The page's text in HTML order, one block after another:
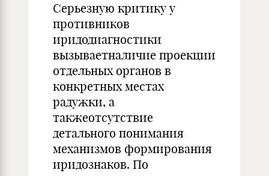
Серьезную критику у
противников
иридодиагностики
вызываетналичие проекции
отдельных органов в
конкретных местах
радужки, а
такжеотсутствие
детального понимания
механизмов формирования
иридознаков. По